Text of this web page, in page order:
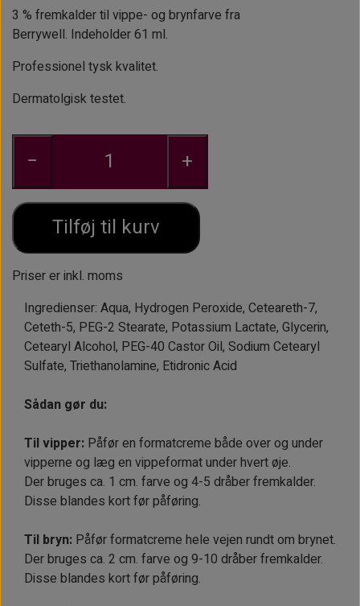
ØJENBRYNSBØRSTER
KOSMETIKFLASKER MM.
3 % fremkalder til vippe- og brynfarve fra
Berrywell. Indeholder 61 ml.
Professionel tysk kvalitet.
Dermatolgisk testet.
− +
Tilføj til kurv
Priser er inkl. moms
Ingredienser: Aqua, Hydrogen Peroxide, Ceteareth-7,
Ceteth-5, PEG-2 Stearate, Potassium Lactate, Glycerin,
Cetearyl Alcohol, PEG-40 Castor Oil, Sodium Cetearyl
Sulfate, Triethanolamine, Etidronic Acid
Sådan gør du:
Til vipper: Påfør en formatcreme både over og under
vipperne og læg en vippeformat under hvert øje.
Der bruges ca. 1 cm. farve og 4-5 dråber fremkalder.
Disse blandes kort før påføring.
Til bryn: Påfør formatcreme hele vejen rundt om brynet.
Der bruges ca. 2 cm. farve og 9-10 dråber fremkalder.
Disse blandes kort før påføring.